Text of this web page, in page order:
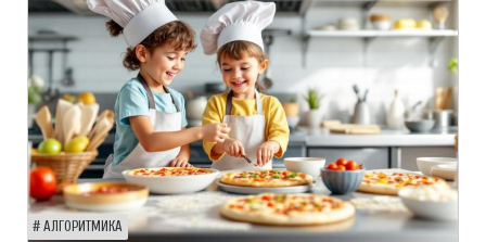
АЛГОРИТМИКА